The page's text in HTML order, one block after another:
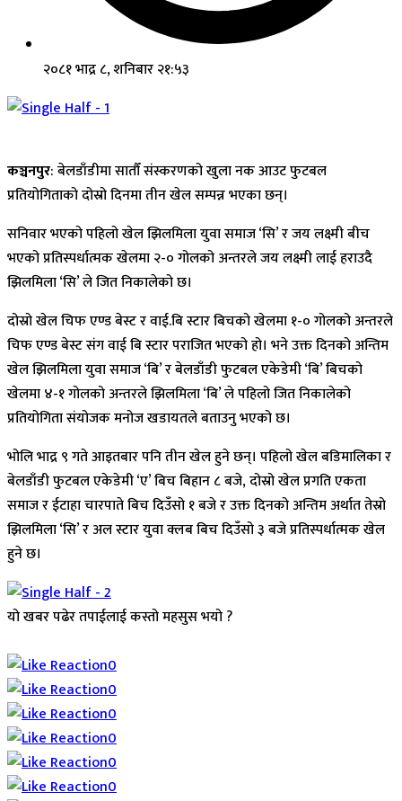
२०८१ भाद्र ८, शनिबार २१:५३
कञ्चनपुर: बेलडाँडीमा सातौँ संस्करणको खुला नक आउट फुटबल
प्रतियोगिताको दोस्रो दिनमा तीन खेल सम्पन्न भएका छन्।
सनिवार भएको पहिलो खेल झिलमिला युवा समाज ‘सि’ र जय लक्ष्मी बीच
भएको प्रतिस्पर्धात्मक खेलमा २-० गोलको अन्तरले जय लक्ष्मी लाई हराउदै
झिलमिला ‘सि’ ले जित निकालेको छ।
दोस्रो खेल चिफ एण्ड बेस्ट र वाई.बि स्टार बिचको खेलमा १-० गोलको अन्तरले
चिफ एण्ड बेस्ट संग वाई बि स्टार पराजित भएको हो। भने उक्त दिनको अन्तिम
खेल झिलमिला युवा समाज ‘बि’ र बेलडाँडी फुटबल एकेडेमी ‘बि’ बिचको
खेलमा ४-१ गोलको अन्तरले झिलमिला ‘बि’ ले पहिलो जित निकालेको
प्रतियोगिता संयोजक मनोज खडायतले बताउनु भएको छ।
भोलि भाद्र ९ गते आइतबार पनि तीन खेल हुने छन्। पहिलो खेल बडिमालिका र
बेलडाँडी फुटबल एकेडेमी ‘ए’ बिच बिहान ८ बजे, दोस्रो खेल प्रगति एकता
समाज र ईटाहा चारपाते बिच दिउँसो १ बजे र उक्त दिनको अन्तिम अर्थात तेस्रो
झिलमिला ‘सि’ र अल स्टार युवा क्लब बिच दिउँसो ३ बजे प्रतिस्पर्धात्मक खेल
हुने छ।
यो खबर पढेर तपाईलाई कस्तो महसुस भयो ?
0
0
0
0
0
0